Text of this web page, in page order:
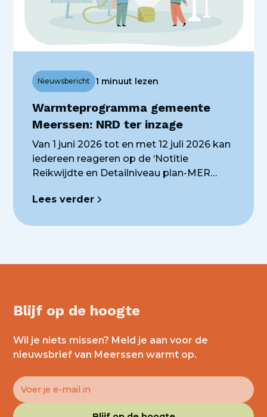
Warmteprogramma gemeente
Meerssen: NRD ter inzage
Nieuwsbericht 1 minuut lezen
Van 1 juni 2026 tot en met 12 juli 2026 kan
iedereen reageren op de ‘Notitie
Reikwijdte en Detailniveau plan-MER
Notitie is de eerste stap om te komen tot
Lees verder
Blijf op de hoogte
Wil je niets missen? Meld je aan voor de
nieuwsbrief van Meerssen warmt op.